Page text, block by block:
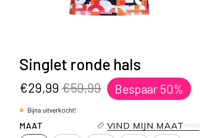
Singlet ronde hals
€29,99 €59,99 Bespaar 50%
Bijna uitverkocht!
MAAT VIND MIJN MAAT